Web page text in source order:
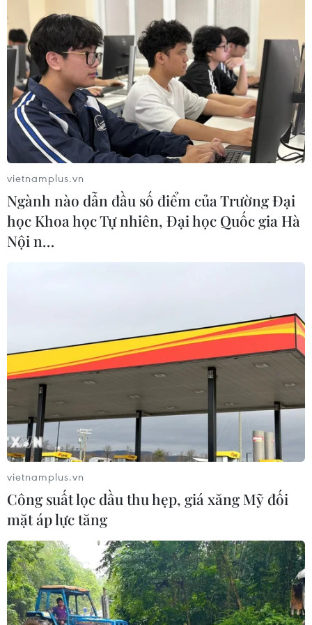
09/08/2026 06:20
Xây dựng hành lang pháp lý để tháo
gỡ điểm nghẽn, đưa công nghiệp văn
hóa phát triển
09/08/2026 05:26
Xem thêm
Tổng Biên tập: TRẦN TIẾN DUẨN
Phó Tổng Biên tập: NGUYỄN THỊ TÁM, KHÚC THANH
THỦY
Sở hữu trí tuệ
Quy định sử dụng
RSS
Ngôn ngữ
TTXVN
Dịch vụ tin
Liên hệ
Giấy phép số: 1374/GP-BTTTT do Bộ Thông tin và Truyền thông
cấp ngày 11/9/2008.
Quảng cáo: Phó TBT Nguyễn Thị Tám: 093.5958688, Email:
vietnamplus.vn
Ngành nào dẫn đầu số điểm của Trường Đại
học Khoa học Tự nhiên, Đại học Quốc gia Hà
Nội n…
vietnamplus.vn
Công suất lọc dầu thu hẹp, giá xăng Mỹ đối
mặt áp lực tăng